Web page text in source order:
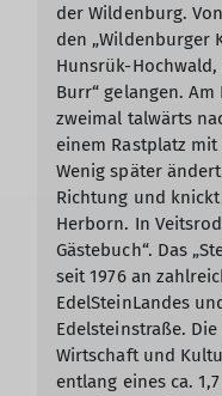
der Wildenburg.
den „Wildenburger
Hunsrük-
Burr“ gelangen. Am
zweimal talwärts
einem Rastplatz
Wenig später
Richtung und
Herborn. In
Gästebuch“. Das
seit 1976 an
EdelSteinLandes
Edelsteinstraße.
Wirtschaft und
entlang eines ca.